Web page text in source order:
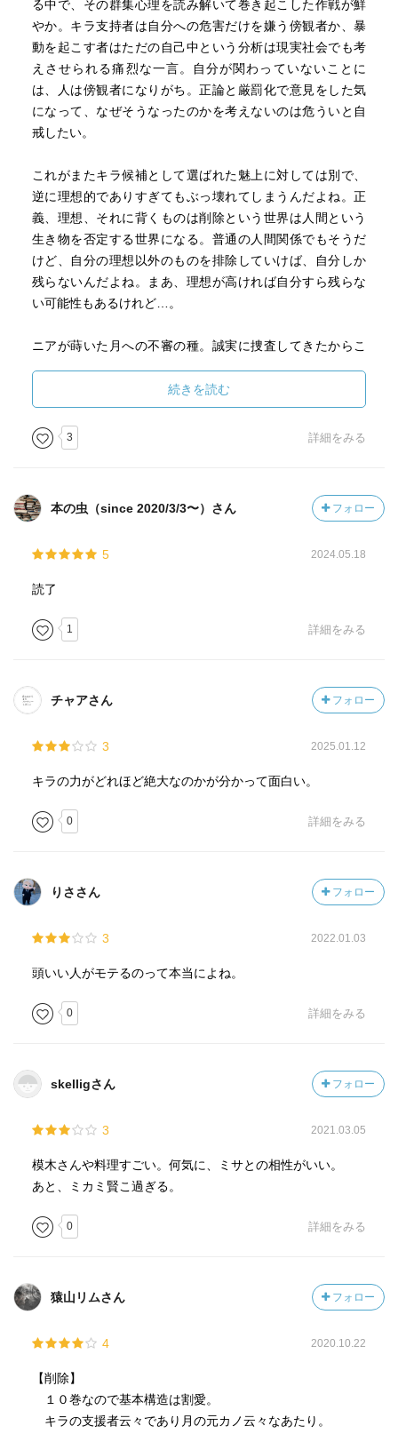
る中で、その群集心理を読み解いて巻き起こした作戦が鮮
やか。キラ支持者は自分への危害だけを嫌う傍観者か、暴
動を起こす者はただの自己中という分析は現実社会でも考
えさせられる痛烈な一言。自分が関わっていないことに
は、人は傍観者になりがち。正論と厳罰化で意見をした気
になって、なぜそうなったのかを考えないのは危ういと自
戒したい。
これがまたキラ候補として選ばれた魅上に対しては別で、
逆に理想的でありすぎてもぶっ壊れてしまうんだよね。正
義、理想、それに背くものは削除という世界は人間という
生き物を否定する世界になる。普通の人間関係でもそうだ
けど、自分の理想以外のものを排除していけば、自分しか
残らないんだよね。まあ、理想が高ければ自分すら残らな
い可能性もあるけれど…。
ニアが蒔いた月への不審の種。誠実に捜査してきたからこ
日本へ戻って魅上との接触を図ろうとする。そこで登場し
てきた意外な人物に驚いた。絶妙すぎるチョイス！月に運
が向いた流れになったが、ニアもメロも日本へ向かい、新
しい局面へと進んでいくことに──！
続きを読む
3 詳細をみる
本の虫（since 2020/3/3〜）さん フォロー
5 2024.05.18
読了
1 詳細をみる
チャアさん フォロー
3 2025.01.12
キラの力がどれほど絶大なのかが分かって面白い。
0 詳細をみる
りささん フォロー
3 2022.01.03
頭いい人がモテるのって本当によね。
0 詳細をみる
skelligさん フォロー
3 2021.03.05
模木さんや料理すごい。何気に、ミサとの相性がいい。
あと、ミカミ賢こ過ぎる。
0 詳細をみる
猿山リムさん フォロー
4 2020.10.22
【削除】
１０巻なので基本構造は割愛。
キラの支援者云々であり月の元カノ云々なあたり。